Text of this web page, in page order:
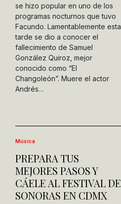
se hizo popular en uno de los
programas nocturnos que tuvo
Facundo. Lamentablemente esta
tarde se dio a conocer el
fallecimiento de Samuel
González Quiroz, mejor
conocido como “El
Changoleón”. Muere el actor
Andrés…
Música
PREPARA TUS
MEJORES PASOS Y
CÁELE AL FESTIVAL DE
SONORAS EN CDMX